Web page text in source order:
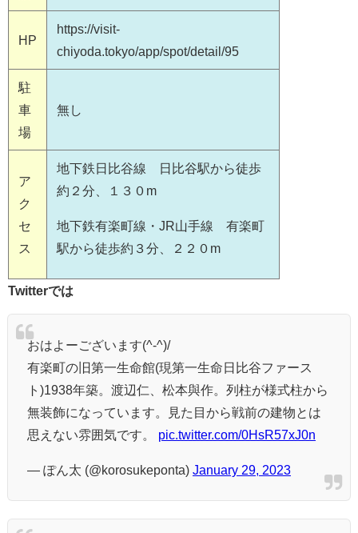
HP
https://visit-
chiyoda.tokyo/app/spot/detail/95
駐
車
場
無し
ア
ク
セ
ス
地下鉄日比谷線 日比谷駅から徒歩
約２分、１３０m
地下鉄有楽町線・JR山手線 有楽町
駅から徒歩約３分、２２０m
Twitterでは
おはよーございます(^-^)/
有楽町の旧第一生命館(現第一生命日比谷ファース
ト)1938年築。渡辺仁、松本與作。列柱が様式柱から
無装飾になっています。見た目から戦前の建物とは
思えない雰囲気です。 pic.twitter.com/0HsR57xJ0n
— ぽん太 (@korosukeponta) January 29, 2023